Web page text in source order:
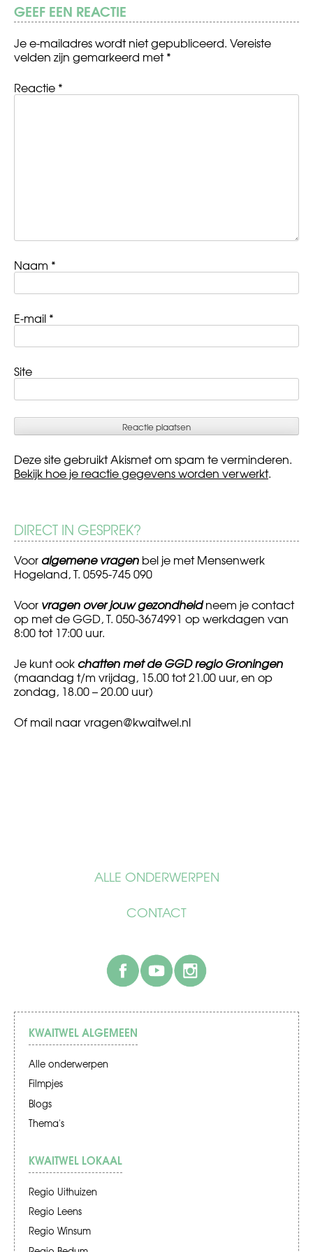
ALLE ONDERWERPEN
CONTACT
facebook
GEEF EEN REACTIE
Je e-mailadres wordt niet gepubliceerd. Vereiste
velden zijn gemarkeerd met*
Reactie *
Naam *
E-mail *
Site
Deze site gebruikt Akismet om spam te verminderen.
Bekijk hoe je reactie gegevens worden verwerkt.
DIRECT IN GESPREK?
Voor algemene vragen bel je met Mensenwerk
Hogeland, T. 0595-745 090
Voor vragen over jouw gezondheidneem je contact
op met de GGD, T. 050-3674991 op werkdagen van
8:00 tot 17:00 uur.
Je kunt ook chatten met de GGD regio Groningen
(maandag t/m vrijdag, 15.00 tot 21.00 uur, en op
zondag, 18.00 – 20.00 uur)
Of mail naarvragen@kwaitwel.nl
KWAITWEL ALGEMEEN
Alle onderwerpen
Filmpjes
Blogs
Thema's
KWAITWEL LOKAAL
Regio Uithuizen
Regio Leens
Regio Winsum